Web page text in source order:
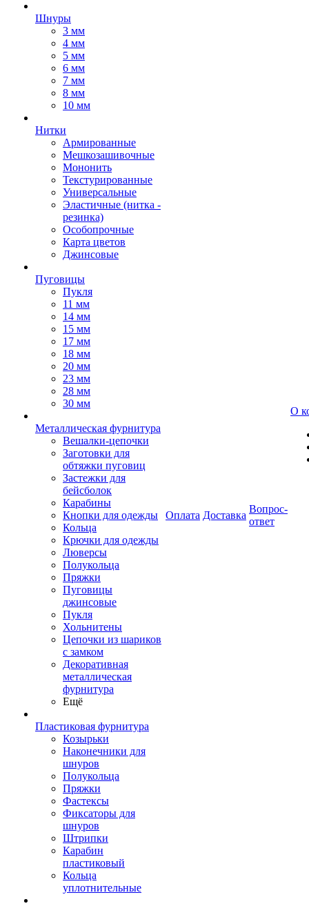
Шнуры
3 мм
4 мм
5 мм
6 мм
7 мм
8 мм
10 мм
Нитки
Армированные
Мешкозашивочные
Мононить
Текстурированные
Универсальные
Эластичные (нитка -
резинка)
Особопрочные
Карта цветов
Джинсовые
Пуговицы
Пукля
11 мм
14 мм
15 мм
17 мм
18 мм
20 мм
23 мм
28 мм
30 мм
Металлическая фурнитура
Вешалки-цепочки
Заготовки для
обтяжки пуговиц
Застежки для
бейсболок
Карабины
Кнопки для одежды
Кольца
Крючки для одежды
Люверсы
Полукольца
Пряжки
Пуговицы
джинсовые
Пукля
Хольнитены
Цепочки из шариков
с замком
Декоративная
металлическая
фурнитура
Ещё
Пластиковая фурнитура
Козырьки
Наконечники для
шнуров
Полукольца
Пряжки
Фастексы
Фиксаторы для
шнуров
Штрипки
Карабин
пластиковый
Кольца
уплотнительные
Оплата Доставка
Вопрос-
ответ
О